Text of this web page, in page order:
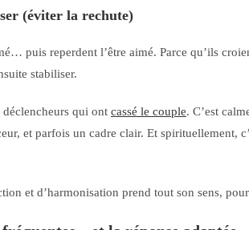
(éviter la rechute)
puis reperdent l’être aimé. Parce qu’ils
stabiliser.
déclencheurs qui ont cassé le couple. C’est
et parfois un cadre clair. Et spirituellement,
et d’harmonisation prend tout son sens,